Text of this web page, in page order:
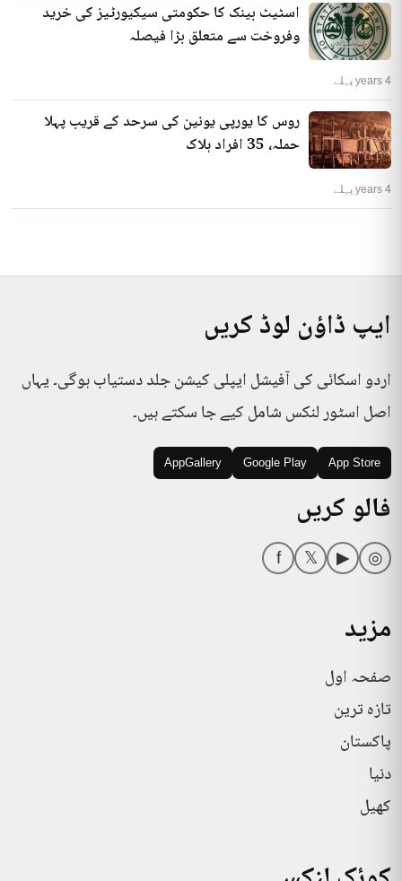
اسٹیٹ بینک کا حکومتی سیکیورٹیز کی خرید
وفروخت سے متعلق بڑا فیصلہ
4 years پہلے
روس کا یورپی یونین کی سرحد کے قریب پہلا
حملہ، 35 افراد ہلاک
4 years پہلے
ایپ ڈاؤن لوڈ کریں
اردو اسکائی کی آفیشل ایپلی کیشن جلد دستیاب ہوگی۔ یہاں
اصل اسٹور لنکس شامل کیے جا سکتے ہیں۔
App Store
Google Play
AppGallery
فالو کریں
◎
▶
𝕏
f
مزید
صفحہ اول
تازہ ترین
پاکستان
دنیا
کھیل